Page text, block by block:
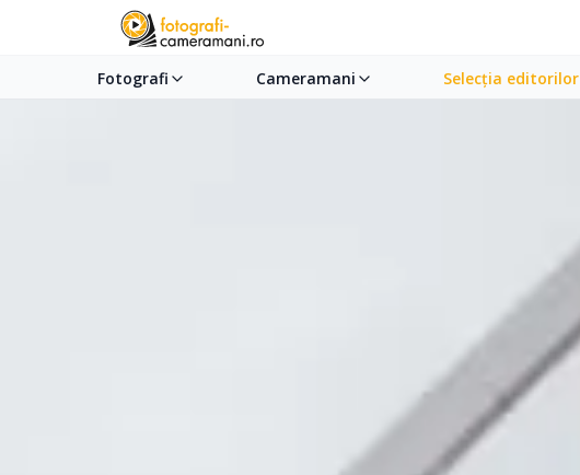
Fotografi Cameramani Selecția editorilor